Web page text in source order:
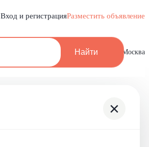
Вход и регистрацияРазместить объявление
Найти Москва
×